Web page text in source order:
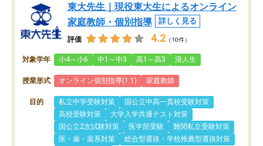
東大先生｜現役東大生によるオンライン
家庭教師・個別指導
詳しく見る
評価 4.2 （10件）
対象学年 小4～小6 中1～中3 高1～高3 浪人生
授業形式 オンライン個別指導(1:1) 家庭教師
目的 私立中学受験対策
国公立中高一貫校受験対策
高校受験対策
大学入学共通テスト対策
国公立2次試験対策
医学部受験
難関私立受験対策
医・歯・薬系対策
総合型選抜・学校推薦型選抜対策